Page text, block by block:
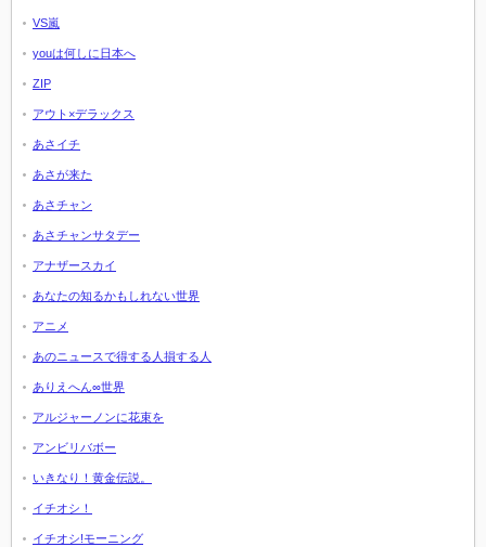
VS嵐
youは何しに日本へ
ZIP
アウト×デラックス
あさイチ
あさが来た
あさチャン
あさチャンサタデー
アナザースカイ
あなたの知るかもしれない世界
アニメ
あのニュースで得する人損する人
ありえへん∞世界
アルジャーノンに花束を
アンビリバボー
いきなり！黄金伝説。
イチオシ！
イチオシ!モーニング